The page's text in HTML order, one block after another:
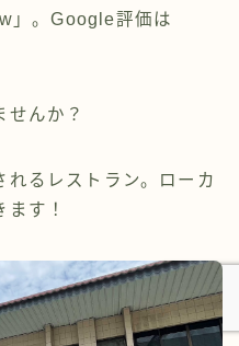
」。Google評価は
せんか？
れるレストラン。ローカ
す！